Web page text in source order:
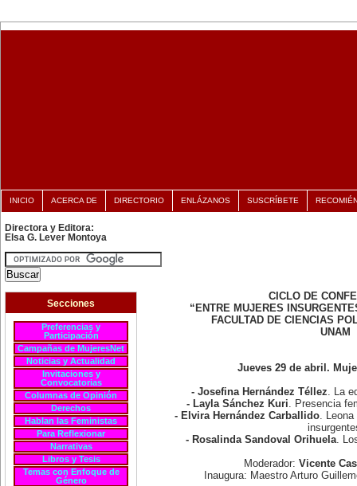
INICIO ACERCA DE DIRECTORIO ENLÁZANOS SUSCRÍBETE
Directora y Editora:
Elsa G. Lever Montoya
Secciones
Preferencias y
Participación
Campañas de MujeresNet
Noticias y Actualidad
Invitaciones y
Convocatorias
Columnas de Opinión
Derechos
Hablan las Feministas
Para Reflexionar
Narrativas
Libros y Tesis
Temas con Enfoque de
Género
CICLO DE
“ENTRE MUJERES
FACULTAD DE CIENCIAS
UNAM
Jueves 29 de abril.
- Josefina Hernández Téllez . La
- Layla Sánchez Kuri . Presencia
- Elvira Hernández Carballido .
- Rosalinda Sandoval Orihuela.
Moderador: Vicente
Inaugura: Maestro Arturo